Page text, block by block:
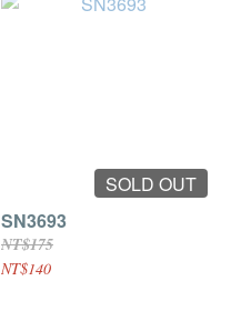
SOLD OUT
SN3693
NT$175
NT$140